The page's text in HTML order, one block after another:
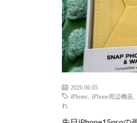
2026.06.05
iPhone
iPhone周辺機器
れ